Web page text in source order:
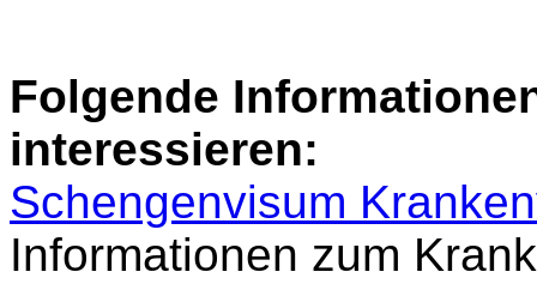
Folgende
interessieren:
Schengenvisum
Informationen zum